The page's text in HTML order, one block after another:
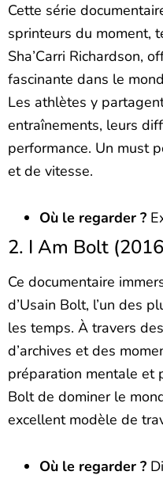
Cette série
sprinteurs du moment,
Sha’Carri Richardson,
fascinante dans le
Les athlètes y
entraînements, leurs
performance. Un must
et de vitesse.
Où le regarder ?
2. I Am Bolt
Ce documentaire
d’Usain Bolt, l’un des
les temps. À travers
d’archives et des
préparation mentale et
Bolt de dominer le
excellent modèle de
Où le regarder ?